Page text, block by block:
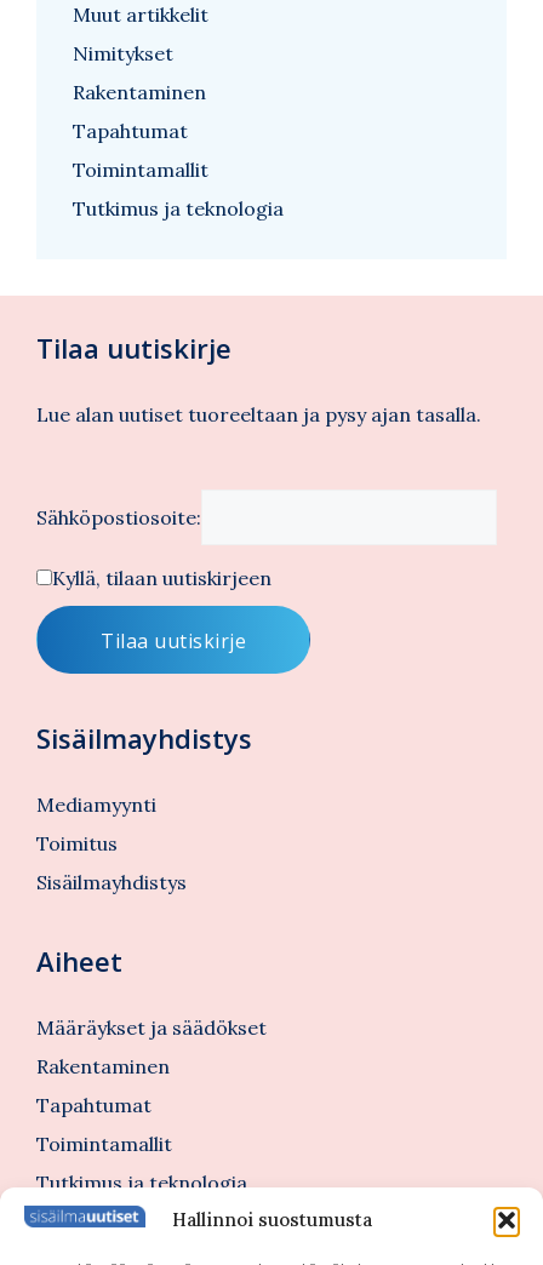
Hallinnoi suostumusta
Muut artikkelit
Nimitykset
Rakentaminen
Tapahtumat
Toimintamallit
Tutkimus ja teknologia
Tilaa uutiskirje
Lue alan uutiset tuoreeltaan ja pysy ajan tasalla.
Sähköpostiosoite:
Kyllä, tilaan uutiskirjeen
Sisäilmayhdistys
Mediamyynti
Toimitus
Sisäilmayhdistys
Aiheet
Määräykset ja säädökset
Rakentaminen
Tapahtumat
Toimintamallit
Tutkimus ja teknologia